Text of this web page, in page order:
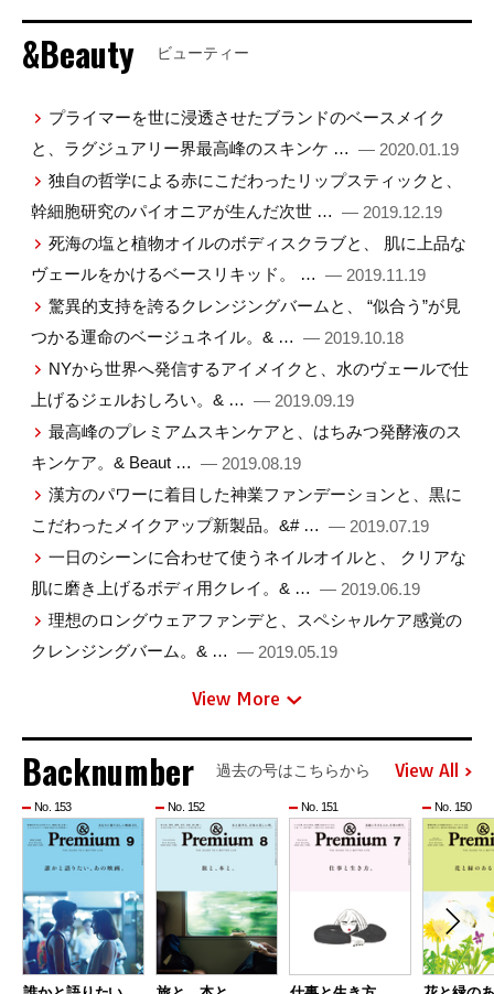
&Beauty ビューティー
プライマーを世に浸透させたブランドのベースメイク
と、ラグジュアリー界最高峰のスキンケ … — 2020.01.19
独自の哲学による赤にこだわったリップスティックと、
幹細胞研究のパイオニアが生んだ次世 … — 2019.12.19
死海の塩と植物オイルのボディスクラブと、 肌に上品な
ヴェールをかけるベースリキッド。 … — 2019.11.19
驚異的支持を誇るクレンジングバームと、 “似合う”が見
つかる運命のベージュネイル。& … — 2019.10.18
NYから世界へ発信するアイメイクと、水のヴェールで仕
上げるジェルおしろい。& … — 2019.09.19
最高峰のプレミアムスキンケアと、はちみつ発酵液のス
キンケア。& Beaut … — 2019.08.19
漢方のパワーに着目した神業ファンデーションと、黒に
こだわったメイクアップ新製品。&# … — 2019.07.19
一日のシーンに合わせて使うネイルオイルと、 クリアな
肌に磨き上げるボディ用クレイ。& … — 2019.06.19
理想のロングウェアファンデと、スペシャルケア感覚の
クレンジングバーム。& … — 2019.05.19
View More
Backnumber 過去の号はこちらから View All
No. 153 No. 152 No. 151 No. 150